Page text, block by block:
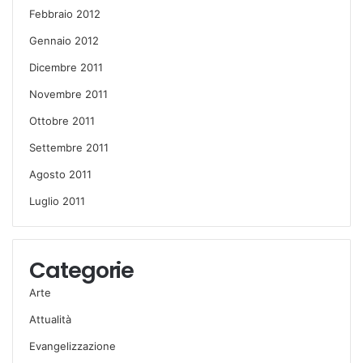
Febbraio 2012
Gennaio 2012
Dicembre 2011
Novembre 2011
Ottobre 2011
Settembre 2011
Agosto 2011
Luglio 2011
Categorie
Arte
Attualità
Evangelizzazione